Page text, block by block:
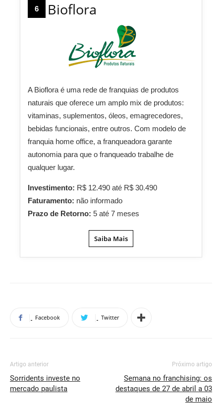
6 Bioflora
A Bioflora é uma rede de franquias de produtos
naturais que oferece um amplo mix de produtos:
vitaminas, suplementos, óleos, emagrecedores,
bebidas funcionais, entre outros. Com modelo de
franquia home office, a franqueadora garante
autonomia para que o franqueado trabalhe de
qualquer lugar.
Investimento: R$ 12.490 até R$ 30.490
Faturamento: não informado
Prazo de Retorno: 5 até 7 meses
Saiba Mais
Facebook Twitter
Artigo anterior
Sorridents investe no
mercado paulista
Próximo artigo
Semana no franchising: os
destaques de 27 de abril a 03
de maio